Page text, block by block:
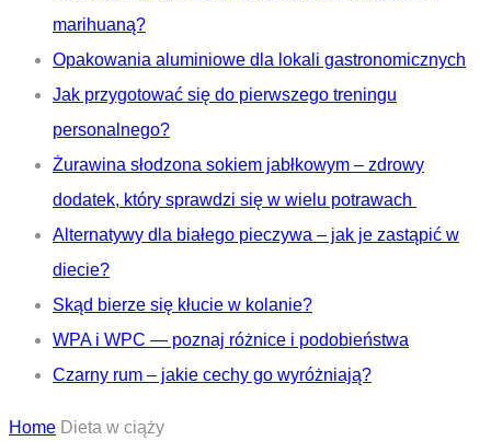
marihuaną?
Opakowania aluminiowe dla lokali gastronomicznych
Jak przygotować się do pierwszego treningu
personalnego?
Żurawina słodzona sokiem jabłkowym – zdrowy
dodatek, który sprawdzi się w wielu potrawach
Alternatywy dla białego pieczywa – jak je zastąpić w
diecie?
Skąd bierze się kłucie w kolanie?
WPA i WPC — poznaj różnice i podobieństwa
Czarny rum – jakie cechy go wyróżniają?
Home Dieta w ciąży